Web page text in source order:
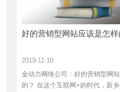
好的营销型网站应该是怎样
2019-11-10
金动力网络公司：好的营销型网
的？ 在这个互联网+的时代，新